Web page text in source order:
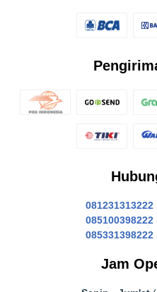
081231313222
085100398222
085331398222
Jam